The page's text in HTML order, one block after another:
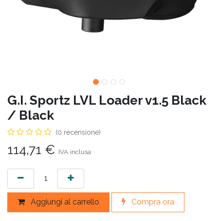
G.I. Sportz LVL Loader v1.5 Black
/ Black
(0 recensione)
114,71 € IVA inclusa
Aggiungi al carrello Compra ora